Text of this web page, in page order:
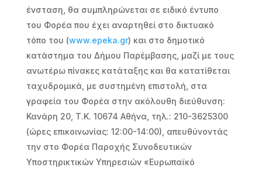
ένσταση, θα συμπληρώνεται σε ειδικό έντυπο
του Φορέα που έχει αναρτηθεί στο δικτυακό
τόπο του (www.epeka.gr) και στο δημοτικό
κατάστημα του Δήμου Παρέμβασης, μαζί με τους
ανωτέρω πίνακες κατάταξης και θα κατατίθεται
ταχυδρομικά, με συστημένη επιστολή, στα
γραφεία του Φορέα στην ακόλουθη διεύθυνση:
Κανάρη 20, Τ.Κ. 10674 Αθήνα, τηλ.: 210-3625300
(ώρες επικοινωνίας: 12:00-14:00), απευθύνοντάς
την στο Φορέα Παροχής Συνοδευτικών
Υποστηρικτικών Υπηρεσιών «Ευρωπαϊκό